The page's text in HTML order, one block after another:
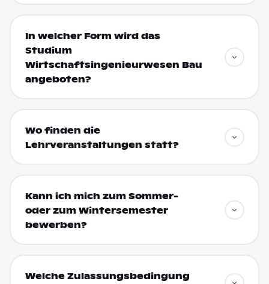
In welcher Form wird das
Studium
Wirtschaftsingenieurwesen Bau
angeboten?
Wo finden die
Lehrveranstaltungen statt?
Kann ich mich zum Sommer-
oder zum Wintersemester
bewerben?
Welche Zulassungsbedingung